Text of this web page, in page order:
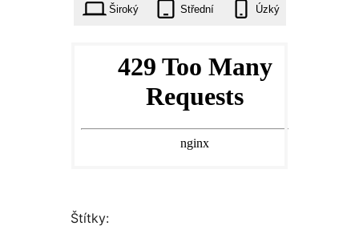
Široký Střední Úzký
Štítky: